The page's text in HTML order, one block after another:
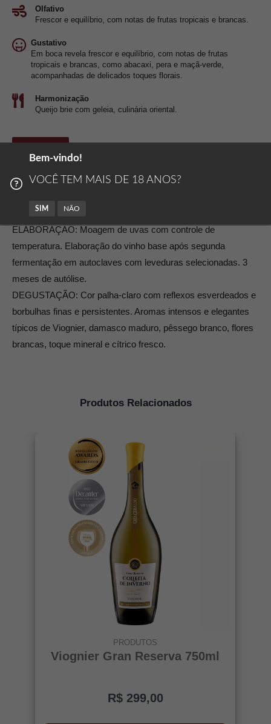
Olfativo
Frescor e equilíbrio, com notas de frutas tropicais e brancas.
Gustativo
Em boca revela frescor e equilíbrio, com notas de frutas
tropicais e brancas, como abacaxi, pera e maçã-verde,
acompanhadas de delicados toques florais.
Harmonização
Queijo brie com geleia, culinária oriental.
Descrição Avaliações (0)
MÉTODO: Elaborado pelo Método Charmat de
jovem para preservar seu frescor e aroma frutado.
ELABORAÇÃO: Moagem de uvas com controle de
temperatura. Elaboração do vinho base após segunda
fermentação em autoclaves com leveduras selecionadas. 3
meses de autólise.
DEGUSTAÇÃO: Cor palha-claro com reflexos esverdeados e
borbulhas finas e persistentes. Aromas intensos e elegantes
típicos de Viognier, damasco maduro, pêssego branco, flores
brancas, toque mineral e cítrico fresco.
Produtos Relacionados
PRODUTOS
Viognier Gran Reserva 750ml
R$ 299,00
Bem-vindo!
VOCÊ TEM MAIS DE 18 ANOS?
SIM NÃO